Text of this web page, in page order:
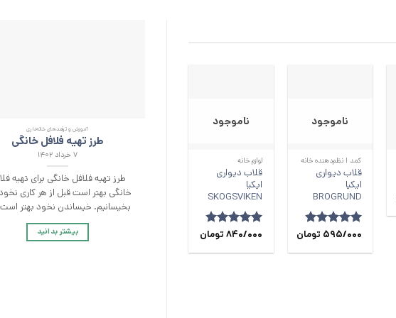
ناموجود
کمد | نظم‌دهنده خانه
قلاب دیواری
ایکیا
BROGRUND
امتیاز4.86595/000 تومان
ناموجود
لوازم خانه
قلاب دیواری
ایکیا
SKOGSVIKEN
امتیاز4.83840/000 تومان
آموزش و ترفند‌های خانه‌داری
طرز تهیه فلافل خانگی
۷ خرداد ۱۴۰۲
طرز تهیه فلافل خانگی برای تهیه
خانگی بهتر است قبل از هر کاری
بخیسانیم. خیساندن نخود بهتر
بیشتر بدانید